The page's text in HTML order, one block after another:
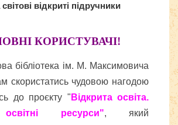
світові відкриті підручники
КОРИСТУВАЧІ!
бібліотека ім. М. Максимовича
скористатись чудовою нагодою
до проєкту " Відкрита освіта.
освітні ресурси", який